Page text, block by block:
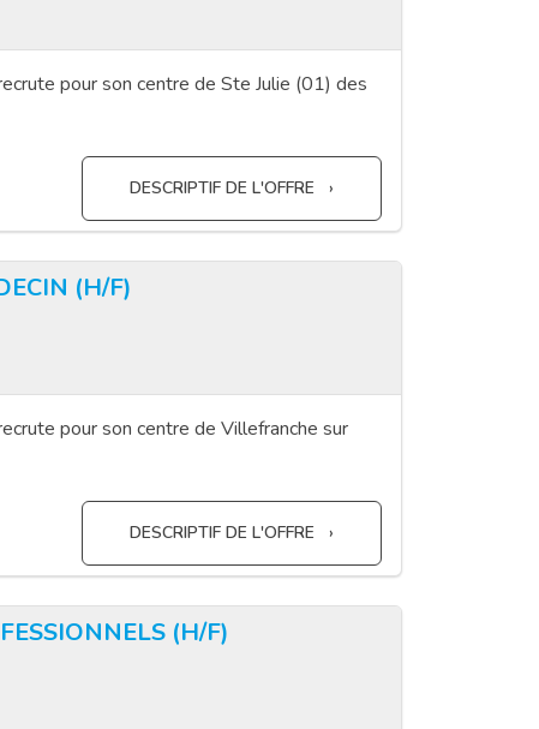
pour son centre de Ste Julie (01) des
DESCRIPTIF DE L'OFFRE
(H/F)
pour son centre de Villefranche sur
DESCRIPTIF DE L'OFFRE
(H/F)